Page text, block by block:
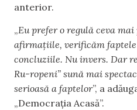
anterior.
„Eu prefer o regulă ceva
afirmațiile, verificăm
concluziile. Nu invers. Dar
Ru-ropeni” sună mai
serioasă a faptelor”, a
„Democrația Acasă”.